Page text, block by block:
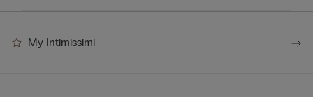
My Intimissimi